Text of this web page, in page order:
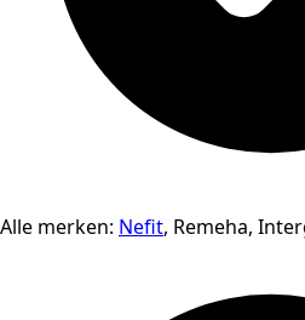
Alle merken: Nefit, Remeha,